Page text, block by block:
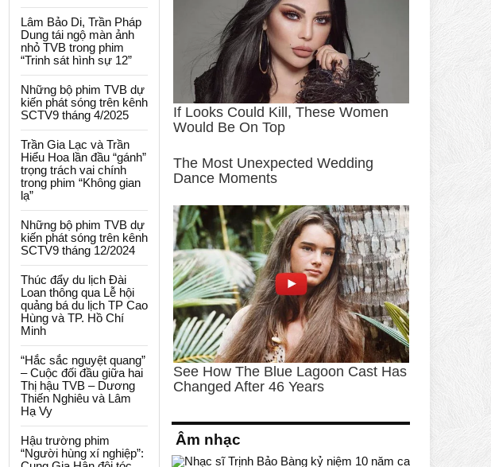
Lâm Bảo Di, Trần Pháp
Dung tái ngộ màn ảnh
nhỏ TVB trong phim
“Trinh sát hình sự 12”
Những bộ phim TVB dự
kiến phát sóng trên kênh
SCTV9 tháng 4/2025
Trần Gia Lạc và Trần
Hiểu Hoa lần đầu “gánh”
trọng trách vai chính
trong phim “Không gian
lạ”
Những bộ phim TVB dự
kiến phát sóng trên kênh
SCTV9 tháng 12/2024
Thúc đẩy du lịch Đài
Loan thông qua Lễ hội
quảng bá du lịch TP Cao
Hùng và TP. Hồ Chí
Minh
“Hắc sắc nguyệt quang”
– Cuộc đối đầu giữa hai
Thị hậu TVB – Dương
Thiến Nghiêu và Lâm
Hạ Vy
Hậu trường phim
“Người hùng xí nghiệp”:
Âm nhạc